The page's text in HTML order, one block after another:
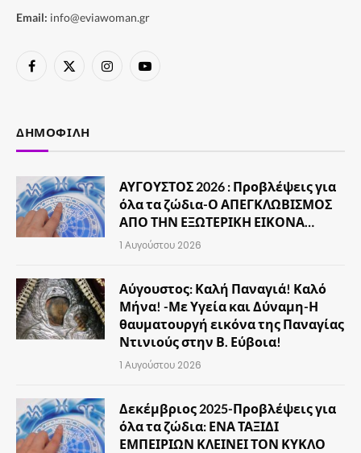
Email: info@eviawoman.gr
Facebook
X
InstagramYouTube
ΔΗΜΟΦΙΛΉ
ΑΥΓΟΥΣΤΟΣ 2026 : Προβλέψεις για
όλα τα ζώδια-Ο ΑΠΕΓΚΛΩΒΙΣΜΟΣ
ΑΠΟ ΤΗΝ ΕΞΩΤΕΡΙΚΗ ΕΙΚΟΝΑ…
1 Αυγούστου 2026
Αύγουστος: Καλή Παναγιά! Καλό
Μήνα! -Με Υγεία και Δύναμη-Η
θαυματουργή εικόνα της Παναγίας
Ντινιούς στην Β. Εύβοια!
1 Αυγούστου 2026
Δεκέμβριος 2025-Προβλέψεις για
όλα τα ζώδια: ΕΝΑ ΤΑΞΙΔΙ
ΕΜΠΕΙΡΙΩΝ ΚΛΕΙΝΕΙ ΤΟΝ ΚΥΚΛΟ